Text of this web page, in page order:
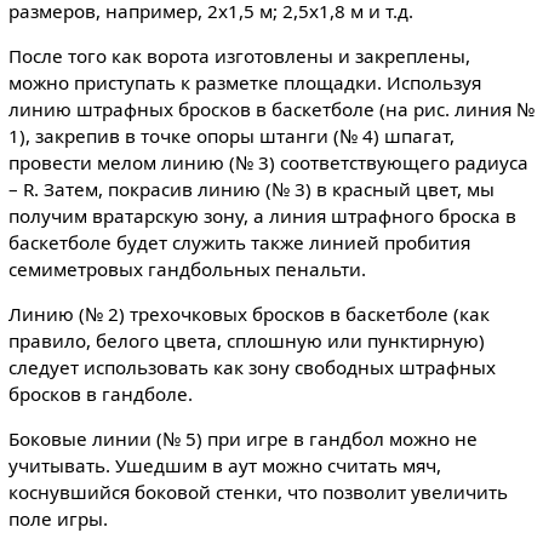
размеров, например, 2x1,5 м; 2,5x1,8 м и т.д.
После того как ворота изготовлены и закреплены,
можно приступать к разметке площадки. Используя
линию штрафных бросков в баскетболе (на рис. линия №
1), закрепив в точке опоры штанги (№ 4) шпагат,
провести мелом линию (№ 3) соответствующего радиуса
– R. Затем, покрасив линию (№ 3) в красный цвет, мы
получим вратарскую зону, а линия штрафного броска в
баскетболе будет служить также линией пробития
семиметровых гандбольных пенальти.
Линию (№ 2) трехочковых бросков в баскетболе (как
правило, белого цвета, сплошную или пунктирную)
следует использовать как зону свободных штрафных
бросков в гандболе.
Боковые линии (№ 5) при игре в гандбол можно не
учитывать. Ушедшим в аут можно считать мяч,
коснувшийся боковой стенки, что позволит увеличить
поле игры.